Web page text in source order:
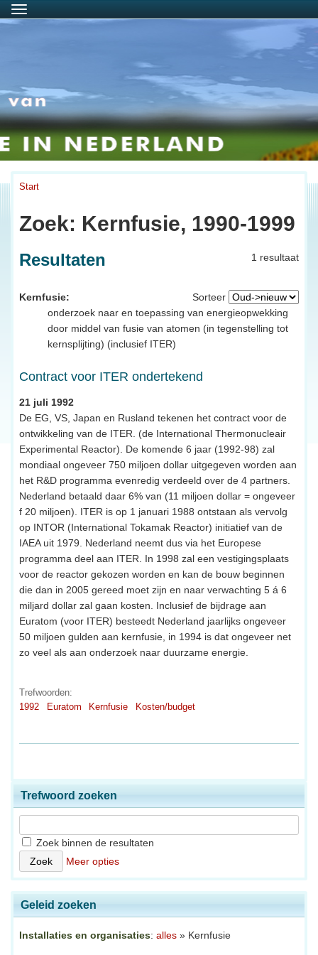
Menu
Start
Zoek: Kernfusie, 1990-1999
1 resultaat
Resultaten
Sorteer
Kernfusie:
onderzoek naar en toepassing van energieopwekking
door middel van fusie van atomen (in tegenstelling tot
kernsplijting) (inclusief ITER)
Contract voor ITER ondertekend
21 juli 1992
De EG, VS, Japan en Rusland tekenen het contract voor de
ontwikkeling van de ITER. (de International Thermonucleair
Experimental Reactor). De komende 6 jaar (1992-98) zal
mondiaal ongeveer 750 miljoen dollar uitgegeven worden aan
het R&D programma evenredig verdeeld over de 4 partners.
Nederland betaald daar 6% van (11 miljoen dollar = ongeveer
f 20 miljoen). ITER is op 1 januari 1988 ontstaan als vervolg
op INTOR (International Tokamak Reactor) initiatief van de
IAEA uit 1979. Nederland neemt dus via het Europese
programma deel aan ITER. In 1998 zal een vestigingsplaats
voor de reactor gekozen worden en kan de bouw beginnen
die dan in 2005 gereed moet zijn en naar verwachting 5 á 6
miljard dollar zal gaan kosten. Inclusief de bijdrage aan
Euratom (voor ITER) besteedt Nederland jaarlijks ongeveer
50 miljoen gulden aan kernfusie, in 1994 is dat ongeveer net
zo veel als aan onderzoek naar duurzame energie.
Trefwoorden:
1992
Euratom Kernfusie Kosten/budget
Trefwoord zoeken
Zoek binnen de resultaten
Meer opties
Geleid zoeken
Installaties en organisaties: alles » Kernfusie